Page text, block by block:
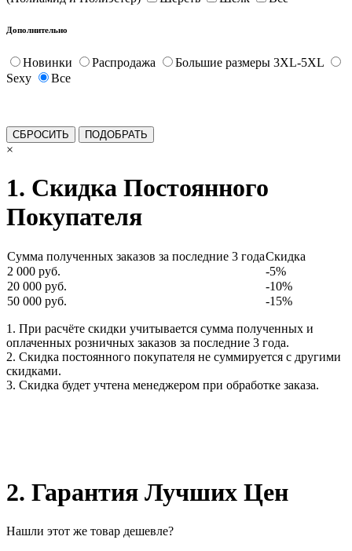
Дополнительно
Новинки Распродажа
Большие размеры 3XL-5XL
Sexy
Все
×
1. Скидка Постоянного
Покупателя
Сумма полученных заказов за последние 3 годаСкидка
2 000 руб.
-5%
20 000 руб.
-10%
50 000 руб.
-15%
1. При расчёте скидки учитывается сумма полученных и
оплаченных розничных заказов за последние 3 года.
2. Скидка постоянного покупателя не суммируется с другими
скидками.
3. Скидка будет учтена менеджером при обработке заказа.
2. Гарантия Лучших Цен
Нашли этот же товар дешевле?